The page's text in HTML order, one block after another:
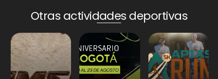
t
s
A
p
e
b
o
o
t
e
r
e
e
g
a
r
e
Otras actividades deportivas